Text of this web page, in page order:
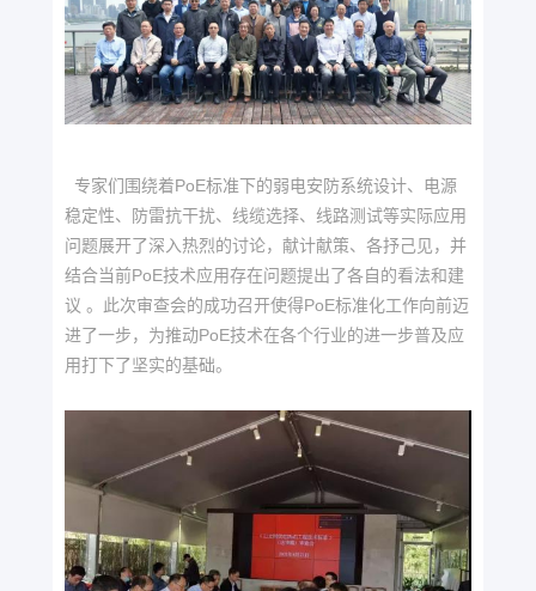
专家们围绕着PoE标准下的弱电安防系统设计、电源
稳定性、防雷抗干扰、线缆选择、线路测试等实际应用
问题展开了深入热烈的讨论，献计献策、各抒己见，并
结合当前PoE技术应用存在问题提出了各自的看法和建
议 。此次审查会的成功召开使得PoE标准化工作向前迈
进了一步，为推动PoE技术在各个行业的进一步普及应
用打下了坚实的基础。